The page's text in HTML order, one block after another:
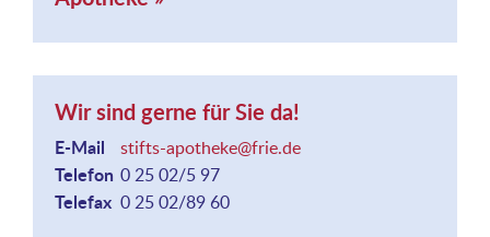
Wir sind gerne für Sie da!
E-Mail
stifts-apotheke@frie.de
Telefon 0 25 02/5 97
Telefax 0 25 02/89 60